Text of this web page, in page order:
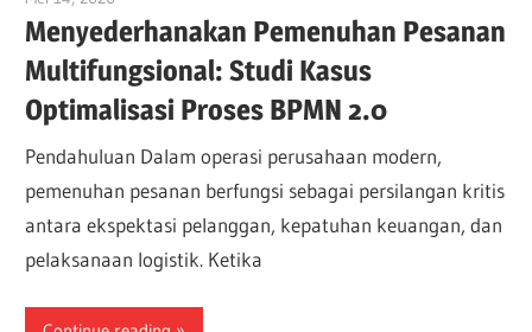
Menyederhanakan Pemenuhan Pesanan
Multifungsional: Studi Kasus
Optimalisasi Proses BPMN 2.0
Pendahuluan Dalam operasi perusahaan modern,
pemenuhan pesanan berfungsi sebagai persilangan kritis
antara ekspektasi pelanggan, kepatuhan keuangan, dan
pelaksanaan logistik. Ketika